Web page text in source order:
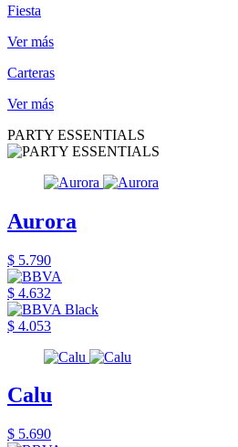
Fiesta
Ver más
Carteras
Ver más
PARTY ESSENTIALS
Aurora
$ 5.790
$ 4.632
$ 4.053
Calu
$ 5.690